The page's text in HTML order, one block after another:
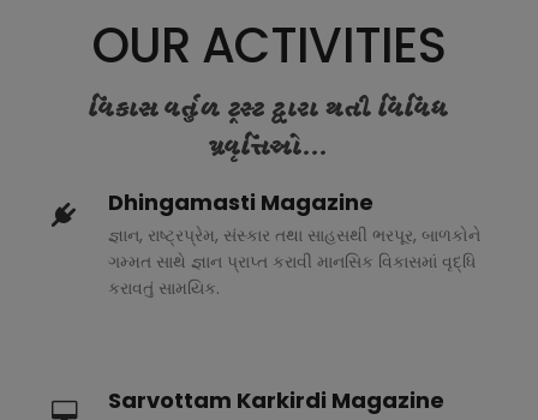
OUR ACTIVITIES
વિકાસ વર્તુળ ટ્રસ્ટ દ્વારા થતી વિવિધ
પ્રવૃત્તિઓ...
Dhingamasti Magazine
જ્ઞાન, રાષ્ટ્રપ્રેમ, સંસ્કાર તથા સાહસથી ભરપૂર, બાળકોને
ગમ્મત સાથે જ્ઞાન પ્રાપ્ત કરાવી માનસિક વિકાસમાં વૃદ્ધિ
કરાવતું સામયિક.
Sarvottam Karkirdi Magazine